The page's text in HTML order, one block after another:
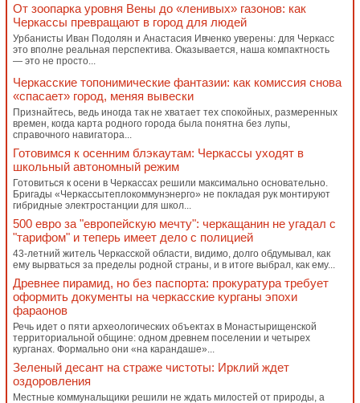
От зоопарка уровня Вены до «ленивых» газонов: как
Черкассы превращают в город для людей
Урбанисты Иван Подолян и Анастасия Ивченко уверены: для Черкасс
это вполне реальная перспектива. Оказывается, наша компактность
— это не просто...
Черкасские топонимические фантазии: как комиссия снова
«спасает» город, меняя вывески
Признайтесь, ведь иногда так не хватает тех спокойных, размеренных
времен, когда карта родного города была понятна без лупы,
справочного навигатора...
Готовимся к осенним блэкаутам: Черкассы уходят в
школьный автономный режим
Готовиться к осени в Черкассах решили максимально основательно.
Бригады «Черкассытеплокоммунэнерго» не покладая рук монтируют
гибридные электростанции для школ...
500 евро за "европейскую мечту": черкащанин не угадал с
"тарифом" и теперь имеет дело с полицией
43-летний житель Черкасской области, видимо, долго обдумывал, как
ему вырваться за пределы родной страны, и в итоге выбрал, как ему...
Древнее пирамид, но без паспорта: прокуратура требует
оформить документы на черкасские курганы эпохи
фараонов
Речь идет о пяти археологических объектах в Монастырищенской
территориальной общине: одном древнем поселении и четырех
курганах. Формально они «на карандаше»...
Зеленый десант на страже чистоты: Ирклий ждет
оздоровления
Местные коммунальщики решили не ждать милостей от природы, а